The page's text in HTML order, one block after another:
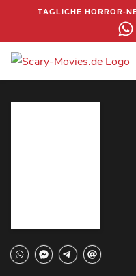
TÄGLICHE HORROR-